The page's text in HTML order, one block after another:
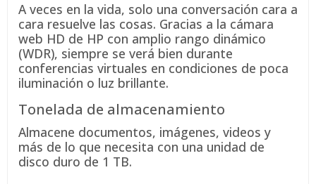
A veces en la vida, solo una conversación cara a
cara resuelve las cosas. Gracias a la cámara
web HD de HP con amplio rango dinámico
(WDR), siempre se verá bien durante
conferencias virtuales en condiciones de poca
iluminación o luz brillante.
Tonelada de almacenamiento
Almacene documentos, imágenes, videos y
más de lo que necesita con una unidad de
disco duro de 1 TB.